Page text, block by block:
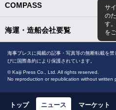
サ
の
す
を
COMPASS
海運・造船会社要覧
海事プレスに掲載の記事・写真等の無断転載を
びに国際条約により保護されています。
© Kaiji Press Co., Ltd. All rights reserved.
No reproduction or republication without written
トップ ニュース マーケット